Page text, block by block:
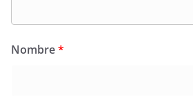
Nombre*